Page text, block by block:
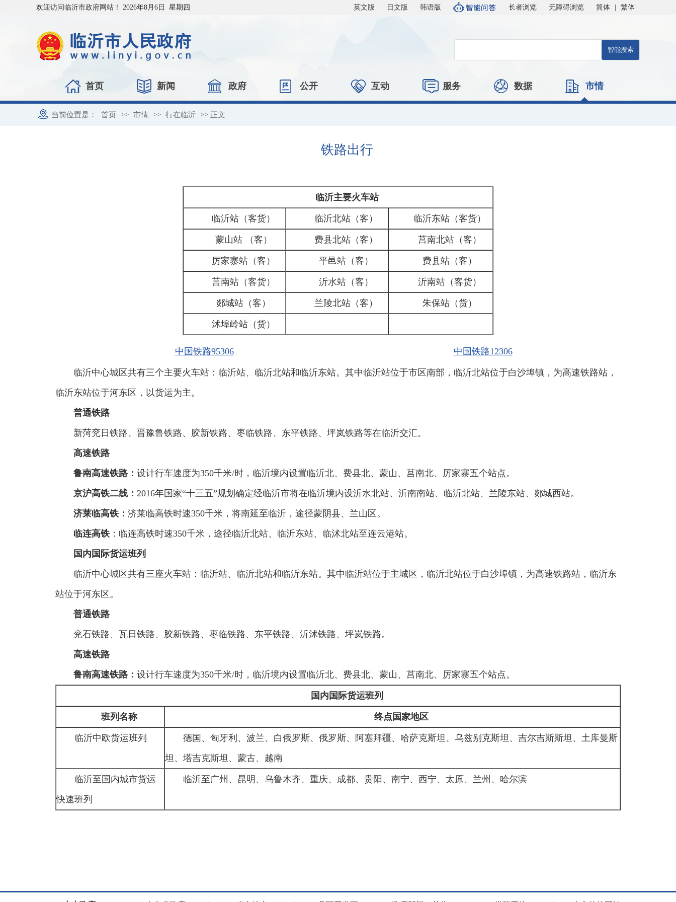
欢迎访问临沂市政府网站！ 2026年8月6日 星期四 英文版 日文版 韩语版 长者浏览 无障碍浏览 简体 繁体
首页 新闻 政府 公开 互动 服务 数据 市情
当前位置是： 首页 >> 市情 >> 行在临沂 >> 正文
铁路出行
临沂主要火车站
临沂站（客货） 临沂北站（客） 临沂东站（客货）
蒙山站 （客） 费县北站（客） 莒南北站（客）
厉家寨站（客） 平邑站（客） 费县站（客）
莒南站（客货） 沂水站（客） 沂南站（客货）
郯城站（客） 兰陵北站（客） 朱保站（货）
沭埠岭站（货）
中国铁路95306 中国铁路12306
临沂中心城区共有三个主要火车站：临沂站、临沂北站和临沂东站。其中临沂站位于市区南部，临沂北站位于白沙埠镇，为高速铁路站，
临沂东站位于河东区，以货运为主。
普通铁路
新菏兖日铁路、晋豫鲁铁路、胶新铁路、枣临铁路、东平铁路、坪岚铁路等在临沂交汇。
高速铁路
鲁南高速铁路 ： 设计行车速度为350千米/时，临沂境内设置临沂北、费县北、蒙山、莒南北、厉家寨五个站点。
京沪高铁二线 ： 2016年国家“十三五”规划确定经临沂市将在临沂境内设沂水北站、沂南南站、临沂北站、兰陵东站、郯城西站。
济莱临高铁： 济莱临高铁时速350千米，将南延至临沂，途径蒙阴县、兰山区。
临连高铁：临连高铁时速350千米，途径临沂北站、临沂东站、临沭北站至连云港站。
国内国际货运班列
临沂中心城区共有三座火车站：临沂站、临沂北站和临沂东站。其中临沂站位于主城区，临沂北站位于白沙埠镇，为高速铁路站，临沂东
站位于河东区。
普通铁路
兖石铁路、瓦日铁路、胶新铁路、枣临铁路、东平铁路、沂沭铁路、坪岚铁路。
高速铁路
鲁南高速铁路 ： 设计行车速度为350千米/时，临沂境内设置临沂北、费县北、蒙山、莒南北、厉家寨五个站点。
国内国际货运班列
班列名称 终点 国家地区
临沂中欧货运班列
德国、匈牙利、波兰、白俄罗斯、俄罗斯、阿塞拜疆、哈萨克斯坦、乌兹别克斯坦、吉尔吉斯斯坦、土库曼斯
坦、塔吉克斯坦、蒙古、越南
临沂至国内城市货运
快速班列
临沂至广州、昆明、乌鲁木齐、重庆、成都、贵阳、南宁、西宁、太原、兰州、哈尔滨